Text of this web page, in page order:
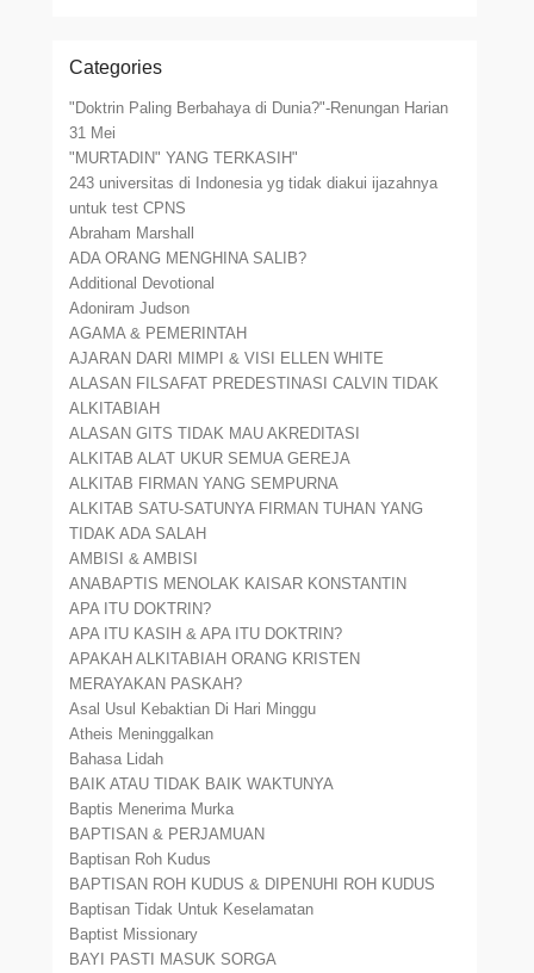
Categories
"Doktrin Paling Berbahaya di Dunia?"-Renungan Harian
31 Mei
"MURTADIN" YANG TERKASIH"
243 universitas di Indonesia yg tidak diakui ijazahnya
untuk test CPNS
Abraham Marshall
ADA ORANG MENGHINA SALIB?
Additional Devotional
Adoniram Judson
AGAMA & PEMERINTAH
AJARAN DARI MIMPI & VISI ELLEN WHITE
ALASAN FILSAFAT PREDESTINASI CALVIN TIDAK
ALKITABIAH
ALASAN GITS TIDAK MAU AKREDITASI
ALKITAB ALAT UKUR SEMUA GEREJA
ALKITAB FIRMAN YANG SEMPURNA
ALKITAB SATU-SATUNYA FIRMAN TUHAN YANG
TIDAK ADA SALAH
AMBISI & AMBISI
ANABAPTIS MENOLAK KAISAR KONSTANTIN
APA ITU DOKTRIN?
APA ITU KASIH & APA ITU DOKTRIN?
APAKAH ALKITABIAH ORANG KRISTEN
MERAYAKAN PASKAH?
Asal Usul Kebaktian Di Hari Minggu
Atheis Meninggalkan
Bahasa Lidah
BAIK ATAU TIDAK BAIK WAKTUNYA
Baptis Menerima Murka
BAPTISAN & PERJAMUAN
Baptisan Roh Kudus
BAPTISAN ROH KUDUS & DIPENUHI ROH KUDUS
Baptisan Tidak Untuk Keselamatan
Baptist Missionary
BAYI PASTI MASUK SORGA